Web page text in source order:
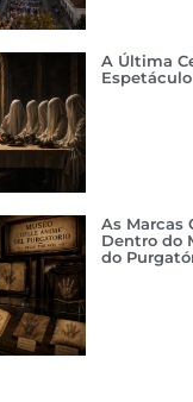
A Última
Espetáculo
As Marcas
Dentro do
do